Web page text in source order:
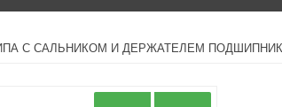
С САЛЬНИКОМ И ДЕРЖАТЕЛЕМ ПОДШИПНИКА